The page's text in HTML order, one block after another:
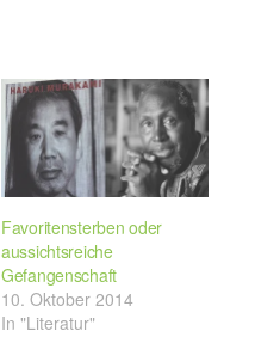
Favoritensterben oder
aussichtsreiche
Gefangenschaft
10. Oktober 2014
In "Literatur"